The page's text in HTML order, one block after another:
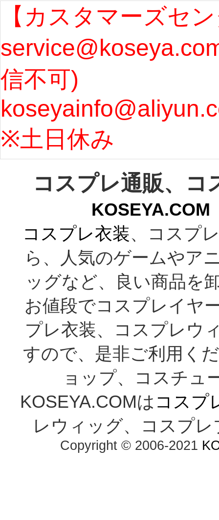
ます。 ...[more]
ル期
まで
う...
【カスタマーズセ
信不可)
※土日休み
コスプレ通販、コ
コスプレ衣装、コスプ
ら、人気のゲームやア
ッグなど、良い商品を
お値段でコスプレイヤ
プレ衣装、コスプレウ
すので、是非ご利用く
ョップ、コスチュ
KOSEYA.COMは コスプ
レウィッグ、コスプ
Copyright © 2006-2021